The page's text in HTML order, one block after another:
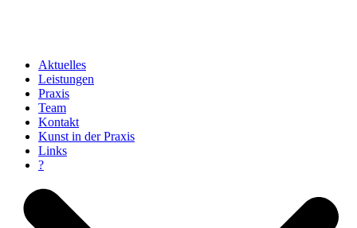
Aktuelles
Leistungen
Praxis
Team
Kontakt
Kunst in der Praxis
Links
?